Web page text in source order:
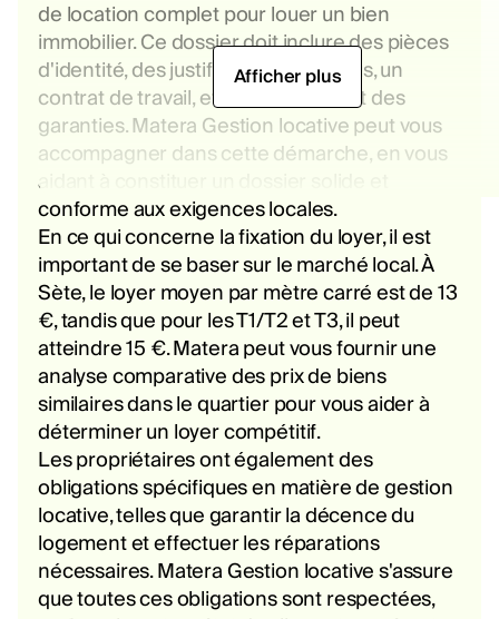
de location complet pour louer un bien
immobilier. Ce dossier doit inclure des pièces
d'identité, des justificatifs de revenus, un
contrat de travail, et éventuellement des
garanties. Matera Gestion locative peut vous
accompagner dans cette démarche, en vous
aidant à constituer un dossier solide et
conforme aux exigences locales.
En ce qui concerne la fixation du loyer, il est
important de se baser sur le marché local. À
Sète, le loyer moyen par mètre carré est de 13
€, tandis que pour les T1/T2 et T3, il peut
atteindre 15 €. Matera peut vous fournir une
analyse comparative des prix de biens
similaires dans le quartier pour vous aider à
déterminer un loyer compétitif.
Les propriétaires ont également des
obligations spécifiques en matière de gestion
locative, telles que garantir la décence du
logement et effectuer les réparations
nécessaires. Matera Gestion locative s'assure
que toutes ces obligations sont respectées,
Afficher plus